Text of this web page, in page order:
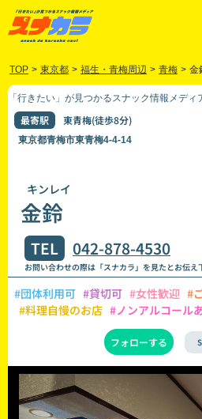
TOP > 東京都 > 福生・青梅周辺 > 青梅 > 金
「行きたい」が見つかるスナック情報メディ
最寄駅 東青梅(徒歩8分)
東京都青梅市東青梅4-4-14
キンレイ
金鈴
TEL 042-878-4530
お問い合わせの際は「スナカラ」を見たとお伝え
#団体利用可 #貸切可 #女性歓迎 #
#料理自慢のお店 #ノンアルコール
フォローする